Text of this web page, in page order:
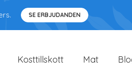
SE ERBJUDANDEN
Kosttillskott Mat